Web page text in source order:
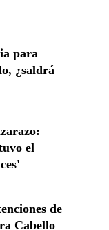
para
¿saldrá
el
de
Cabello